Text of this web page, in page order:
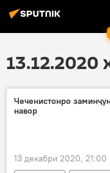
13.12.2020
Чеченистонро
навор
13 декабри 2020, 21:00